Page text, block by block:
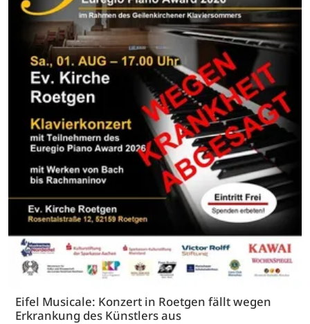
Eifel Musicale: Konzert in Roetgen fällt wegen
Erkrankung des Künstlers aus